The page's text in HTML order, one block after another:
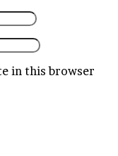
in this browser